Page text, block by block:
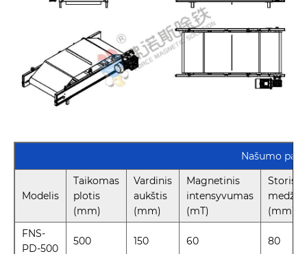
Našumo
Modelis
Taikomas
plotis
(mm)
Vardinis
aukštis
(mm)
Magnetinis
intensyvumas
(mT)
Storis
(mm)
FNS-
PD-500
500 150 60 80